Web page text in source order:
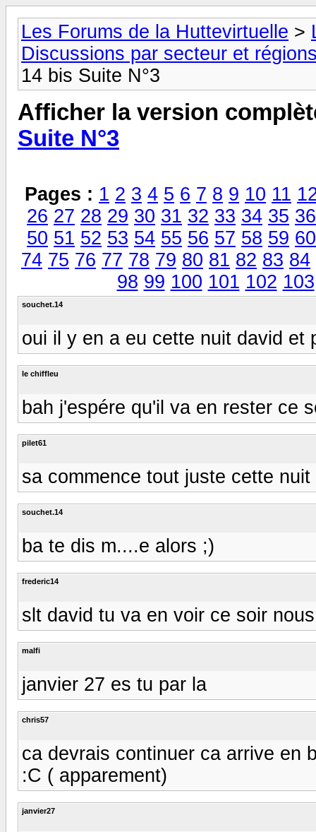
Les Forums de la Huttevirtuelle >
Discussions par secteur et
14 bis Suite N°3
Afficher la version
Suite N°3
Pages : 1 2 3 4 5 6 7 8 9 10 11
26 27 28 29 30 31 32 33 34 35 36
50 51 52 53 54 55 56 57 58 59 60
74 75 76 77 78 79 80 81 82 83 84
98 99 100 101 102 103
souchet.14
oui il y en a eu cette nuit david et
le chiffleu
bah j'espére qu'il va en rester ce
pilet61
sa commence tout juste cette
souchet.14
ba te dis m....e alors ;)
frederic14
slt david tu va en voir ce soir
malfi
janvier 27 es tu par la
chris57
ca devrais continuer ca arrive en
:C ( apparement)
janvier27